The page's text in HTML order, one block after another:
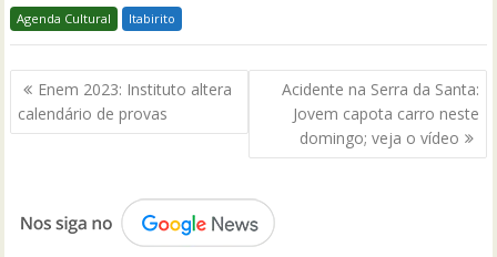
Agenda Cultural Itabirito
Navegação
de
Post
Enem 2023: Instituto altera
calendário de provas
Acidente na Serra da Santa:
Jovem capota carro neste
domingo; veja o vídeo